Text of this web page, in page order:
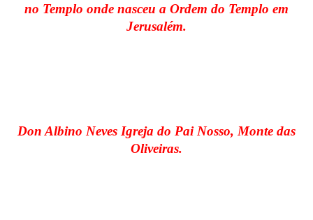
no Templo onde nasceu a Ordem do Templo em
Jerusalém.
Don Albino Neves Igreja do Pai Nosso, Monte das
Oliveiras.